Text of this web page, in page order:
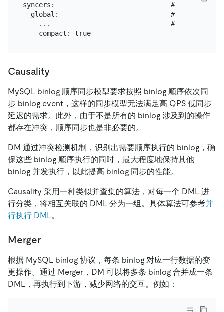
syncers:                             # sync 处理单元的
  global:                            # 配置名称
    ...                              # 省略其他配置
    compact: true
Causality
MySQL binlog 顺序同步模型要求按照 binlog 顺序依次同
步 binlog event，这样的同步模型无法满足高 QPS 低同步
延迟的需求。此外，由于不是所有的 binlog 涉及到的操作
都存在冲突，顺序同步也是非必要的。
DM 通过冲突检测机制，识别出需要顺序执行的 binlog，确
保这些 binlog 顺序执行的同时，最大程度地保持其他
binlog 并发执行，以此提高 binlog 同步的性能。
Causality 采用一种类似并查集的算法，对每一个 DML 进
行分类，将相互关联的 DML 分为一组。具体算法可参考并
行执行 DML。
Merger
根据 MySQL binlog 协议，每条 binlog 对应一行数据的变
更操作。通过 Merger，DM 可以将多条 binlog 合并成一条
DML，再执行到下游，减少网络的交互。例如：